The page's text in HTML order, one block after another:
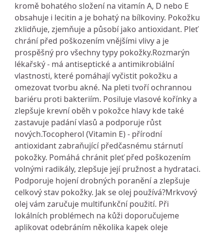
kromě bohatého složení na vitamín A, D nebo E
obsahuje i lecitin a je bohatý na bílkoviny. Pokožku
zklidňuje, zjemňuje a působí jako antioxidant. Pleť
chrání před poškozením vnějšími vlivy a je
prospěšný pro všechny typy pokožky.Rozmarýn
lékařský - má antiseptické a antimikrobiální
vlastnosti, které pomáhají vyčistit pokožku a
omezovat tvorbu akné. Na pleti tvoří ochrannou
bariéru proti bakteriím. Posiluje vlasové kořínky a
zlepšuje krevní oběh v pokožce hlavy kde také
zastavuje padání vlasů a podporuje růst
nových.Tocopherol (Vitamin E) - přírodní
antioxidant zabraňující předčasnému stárnutí
pokožky. Pomáhá chránit pleť před poškozením
volnými radikály, zlepšuje její pružnost a hydrataci.
Podporuje hojení drobných poranění a zlepšuje
celkový stav pokožky. Jak se olej používá?Mrkvový
olej vám zaručuje multifunkční použití. Při
lokálních problémech na kůži doporučujeme
aplikovat odebráním několika kapek oleje